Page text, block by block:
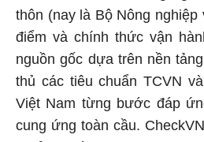
thôn (nay là Bộ Nông
điểm và chính thức vận
nguồn gốc dựa trên nền
thủ các tiêu chuẩn TCVN
Việt Nam từng bước đáp
cung ứng toàn cầu.